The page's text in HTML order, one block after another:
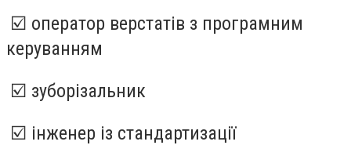
☑️ оператор верстатів з програмним
керуванням
☑️ зуборізальник
☑️ інженер із стандартизації